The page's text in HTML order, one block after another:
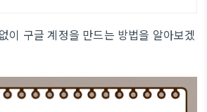
이 구글 계정을 만드는 방법을 알아보겠